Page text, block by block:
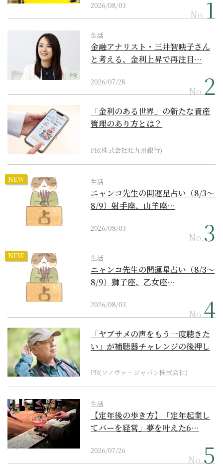
2026/08/03
No.
PR
生活
金融アナリスト・三井智映子さん
と考える、金利上昇で再注目…
2026/07/28
No.
「金利のある世界」の新たな資産
管理のあり方とは？
PR(株式会社北九州銀行)
NEW 生活
ニャンコ先生の開運星占い（8/3～
8/9）射手座、山羊座…
2026/08/03
No.
NEW 生活
ニャンコ先生の開運星占い（8/3～
8/9）獅子座、乙女座…
2026/08/03
No.
「ヤブサメの声をもう一度聴きた
い」が補聴器チャレンジの後押し
PR(ソノヴァ・ジャパン株式会社)
生活
【定年後の歩き方】「定年起業し
てバーを経営」夢を叶えた6…
2026/07/26
No.